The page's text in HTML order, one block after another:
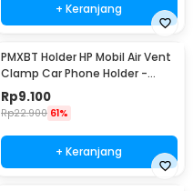
+ Keranjang
PMXBT Holder HP Mobil Air Vent
Clamp Car Phone Holder -
YC001
Rp9.100
Rp22.900 61%
+ Keranjang